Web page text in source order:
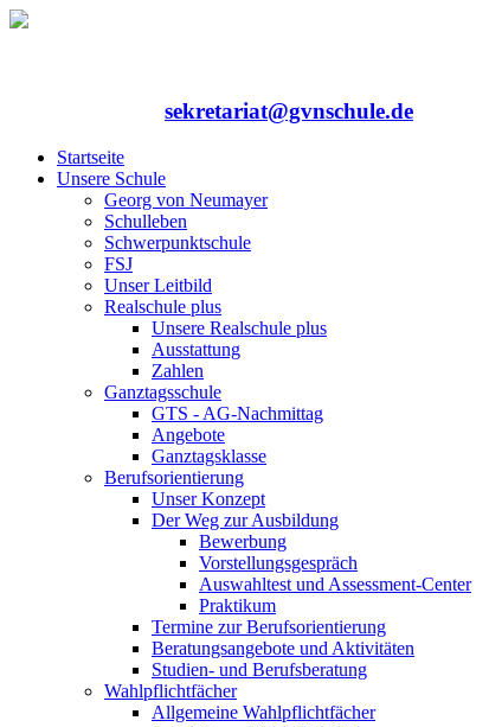
sekretariat@gvnschule.de
Startseite
Unsere Schule
Georg von Neumayer
Schulleben
Schwerpunktschule
FSJ
Unser Leitbild
Realschule plus
Unsere Realschule plus
Ausstattung
Zahlen
Ganztagsschule
GTS - AG-Nachmittag
Angebote
Ganztagsklasse
Berufsorientierung
Unser Konzept
Der Weg zur Ausbildung
Bewerbung
Vorstellungsgespräch
Auswahltest und Assessment-Center
Praktikum
Termine zur Berufsorientierung
Beratungsangebote und Aktivitäten
Studien- und Berufsberatung
Wahlpflichtfächer
Allgemeine Wahlpflichtfächer